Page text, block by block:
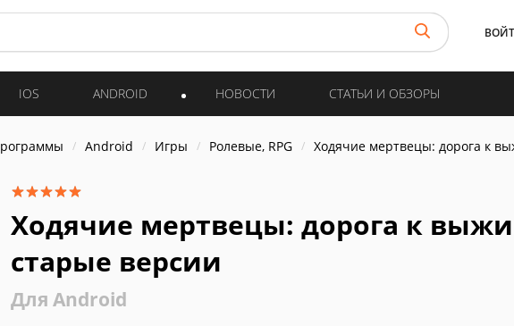
IOS ANDROID НОВОСТИ СТАТЬИ И ОБЗОРЫ
Android Игры Ролевые, RPG Ходячие мертвецы: дорога к
Ходячие мертвецы: дорога к
старые версии
Для Android